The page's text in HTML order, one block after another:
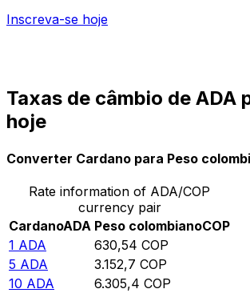
Inscreva-se hoje
Taxas de câmbio de ADA
hoje
Converter Cardano para Peso
Rate information of ADA/COP
currency pair
CardanoADA Peso colombianoCOP
1 ADA 630,54 COP
5 ADA 3.152,7 COP
10 ADA 6.305,4 COP